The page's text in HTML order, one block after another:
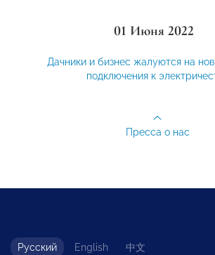
01 Июня 2022
Дачники и бизнес жалуются на
подключения к
Пресса о нас
Русский English 中文